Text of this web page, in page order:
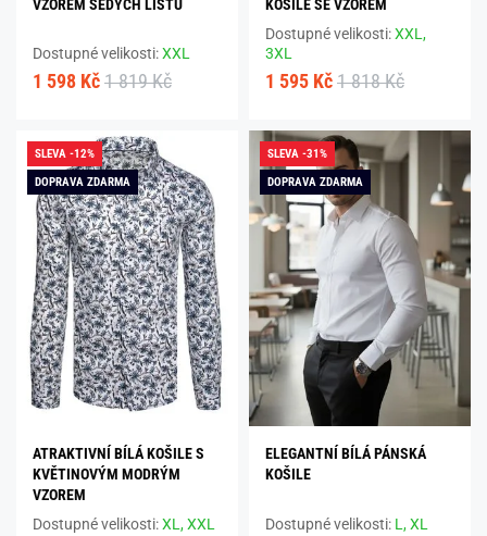
VZOREM ŠEDÝCH LISTŮ
Dostupné velikosti:XXL
1 598 Kč 1 819 Kč
KOŠILE SE VZOREM
Dostupné velikosti:XXL,
3XL
1 595 Kč 1 818 Kč
SLEVA -12%
DOPRAVA ZDARMA
ATRAKTIVNÍ BÍLÁ KOŠILE S
KVĚTINOVÝM MODRÝM
VZOREM
Dostupné velikosti:XL,XXL
SLEVA -31%
DOPRAVA ZDARMA
ELEGANTNÍ BÍLÁ PÁNSKÁ
KOŠILE
Dostupné velikosti: L,XL